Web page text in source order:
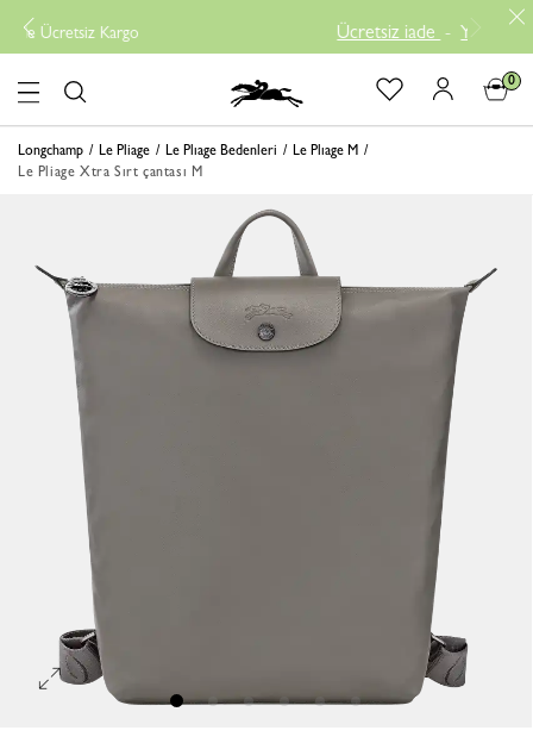
Kargo Ücretsiz iade- Yeni Gelen
0
Longchamp Le Pliage Le Plıage Bedenleri
Le Plıage M
Le Pliage Xtra Sırt çantası M